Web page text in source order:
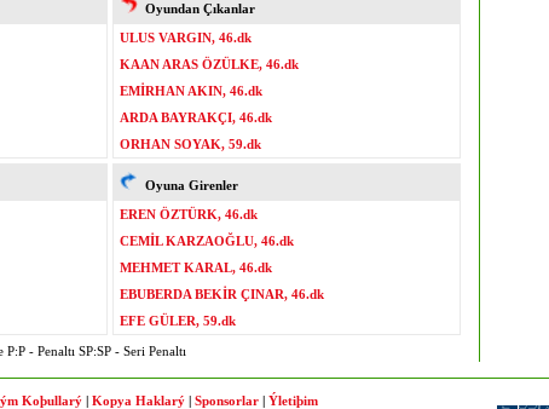
Oyundan Çıkanlar
ULUS VARGIN, 46.dk
KAAN ARAS ÖZÜLKE, 46.dk
EMİRHAN AKIN, 46.dk
ARDA BAYRAKÇI, 46.dk
ORHAN SOYAK, 59.dk
Oyuna Girenler
EREN ÖZTÜRK, 46.dk
CEMİL KARZAOĞLU, 46.dk
MEHMET KARAL, 46.dk
EBUBERDA BEKİR ÇINAR, 46.dk
EFE GÜLER, 59.dk
- Penaltı SP:SP - Seri Penaltı
Koþullarý | Kopya Haklarý | Sponsorlar | Ýletiþim